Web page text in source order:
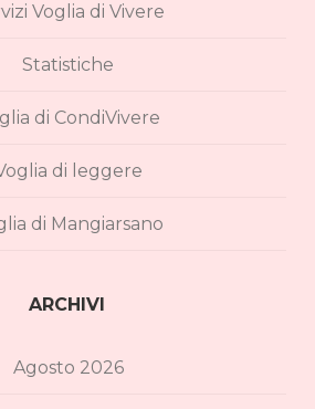
Voglia di Vivere
Statistiche
di CondiVivere
di leggere
di Mangiarsano
ARCHIVI
Agosto 2026